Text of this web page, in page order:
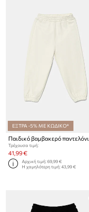
ΕΞΤΡΑ -5% ΜΕ ΚΩΔΙΚΟ*
Τρέχουσα τιμή:
41,99 €
Αρχική τιμή:69,99 €
Η χαμηλότερη τιμή:43,99 €